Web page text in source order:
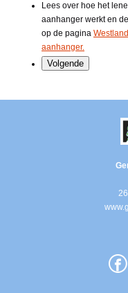
Lees over hoe het
aanhanger werkt en
op de pagina
aanhanger.